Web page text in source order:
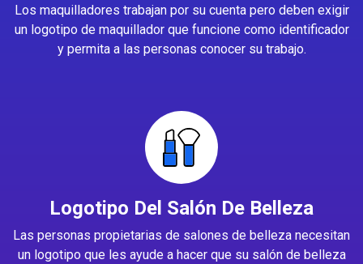
Los maquilladores trabajan por su cuenta pero deben exigir
un logotipo de maquillador que funcione como identificador
y permita a las personas conocer su trabajo.
Logotipo Del Salón De Belleza
Las personas propietarias de salones de belleza necesitan
un logotipo que les ayude a hacer que su salón de belleza